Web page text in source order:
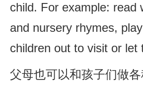
child. For example: read
and nursery rhymes,
children out to visit or
父母也可以和孩子们做